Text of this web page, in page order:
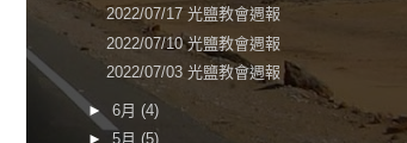
2022/07/17 光鹽教會週報
2022/07/10 光鹽教會週報
2022/07/03 光鹽教會週報
► 6月 (4)
► 5月 (5)